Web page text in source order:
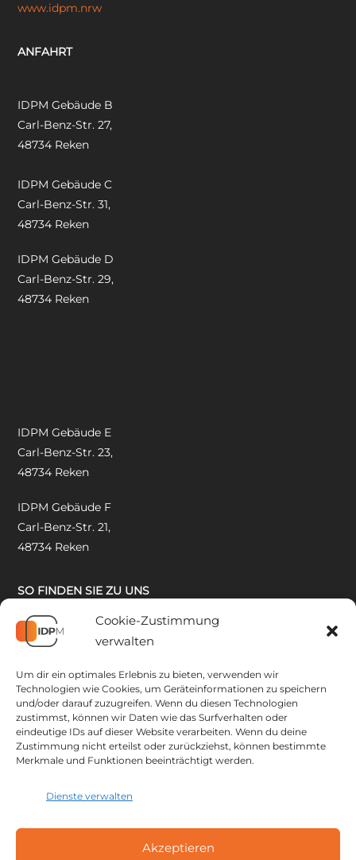
Cookie-Zustimmung
verwalten
Um dir ein optimales Erlebnis zu bieten, verwenden wir
Technologien wie Cookies, um Geräteinformationen zu speichern
und/oder darauf zuzugreifen. Wenn du diesen Technologien
zustimmst, können wir Daten wie das Surfverhalten oder
eindeutige IDs auf dieser Website verarbeiten. Wenn du deine
Zustimmung nicht erteilst oder zurückziehst, können bestimmte
Merkmale und Funktionen beeinträchtigt werden.
Dienste verwalten
Akzeptieren
www.idpm.nrw
ANFAHRT
IDPM Gebäude B
Carl-Benz-Str. 27,
48734 Reken
IDPM Gebäude C
Carl-Benz-Str. 31,
48734 Reken
IDPM Gebäude D
Carl-Benz-Str. 29,
48734 Reken
IDPM Gebäude E
Carl-Benz-Str. 23,
48734 Reken
IDPM Gebäude F
Carl-Benz-Str. 21,
48734 Reken
SO FINDEN SIE ZU UNS